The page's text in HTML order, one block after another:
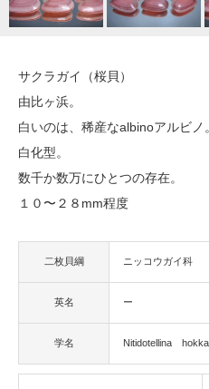
サクラガイ（桜貝）
由比ヶ浜。
白いのは、稀産なalbinoアルビノ。
白化型。
数千か数万にひとつの存在。
１０〜２８mm程度
二枚貝綱 ニッコウガイ科
英名 ー
学名 Nitidotellina